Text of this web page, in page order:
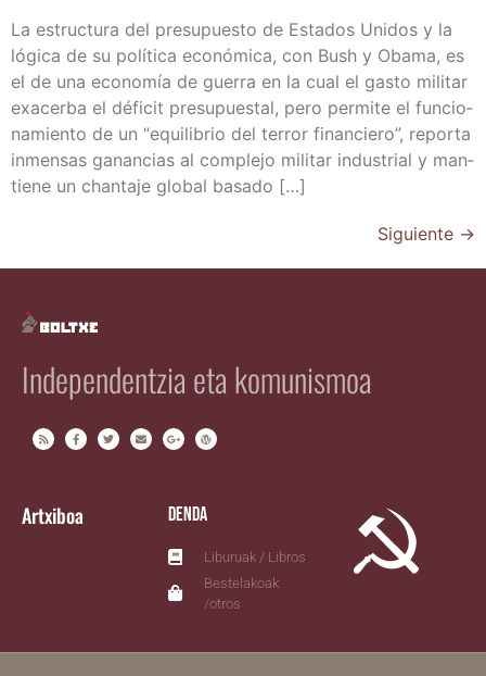
La estruc­tu­ra del pre­su­pues­to de Esta­dos Uni­dos y la
lógi­ca de su polí­ti­ca eco­nó­mi­ca, con Bush y Oba­ma, es
el de una eco­no­mía de gue­rra en la cual el gas­to mili­tar
exa­cer­ba el défi­cit pre­su­pues­tal, pero per­mi­te el fun­cio­
na­mien­to de un “equi­li­brio del terror finan­cie­ro”, repor­ta
inmen­sas ganan­cias al com­ple­jo mili­tar indus­trial y man­
tie­ne un chan­ta­je glo­bal basado […]
Siguiente →
Independentzia eta komunismoa
Artxiboa Denda
Liburuak / Libros
Bestelakoak
/otros